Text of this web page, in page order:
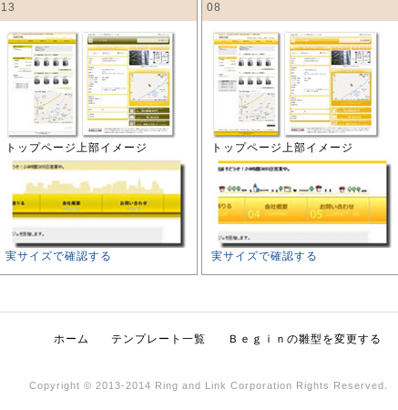
13
トップページ上部イメージ
実サイズで確認する
08
トップページ上部イメージ
実サイズで確認する
ホーム テンプレート一覧 Ｂｅｇｉｎの雛型を変更する
Copyright © 2013-2014 Ring and Link Corporation Rights Reserved.